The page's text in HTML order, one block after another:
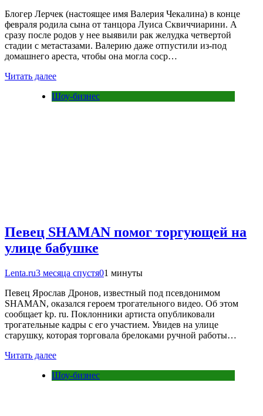
Блогер Лерчек (настоящее имя Валерия Чекалина) в конце
февраля родила сына от танцора Луиса Сквиччиарини. А
сразу после родов у нее выявили рак желудка четвертой
стадии с метастазами. Валерию даже отпустили из-под
домашнего ареста, чтобы она могла соср…
Читать далее
Шоу-бизнес
Певец SHAMAN помог торгующей на
улице бабушке
Lenta.ru3 месяца спустя01 минуты
Певец Ярослав Дронов, известный под псевдонимом
SHAMAN, оказался героем трогательного видео. Об этом
сообщает kp. ru. Поклонники артиста опубликовали
трогательные кадры с его участием. Увидев на улице
старушку, которая торговала брелоками ручной работы…
Читать далее
Шоу-бизнес